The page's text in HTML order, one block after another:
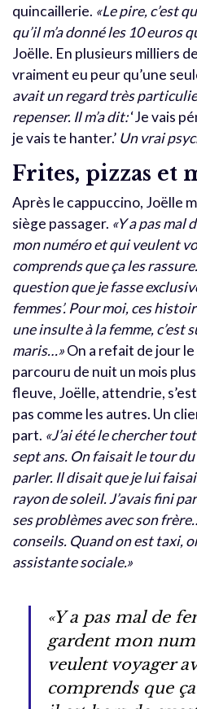
quincaillerie. «Le pire, c’est
qu’il m’a donné les 10 euros
Joëlle. En plusieurs milliers
vraiment eu peur qu’une
avait un regard très
repenser. Il m’a dit:‘Je vais
je vais te hanter.’ Un vrai
Frites, pizzas et
Après le cappuccino, Joëlle
siège passager. «Y a pas mal
mon numéro et qui veulent
comprends que ça les
question que je fasse
femmes’. Pour moi, ces
une insulte à la femme,
maris…»On a refait de jour le
parcouru de nuit un mois
fleuve, Joëlle, attendrie,
pas comme les autres. Un
part. «J’ai été le chercher
sept ans. On faisait le tour
parler. Il disait que je lui
rayon de soleil. J’avais fini
ses problèmes avec son
conseils. Quand on est taxi,
assistante sociale.»
«Y a pas mal de
gardent mon
veulent voyager
comprends que